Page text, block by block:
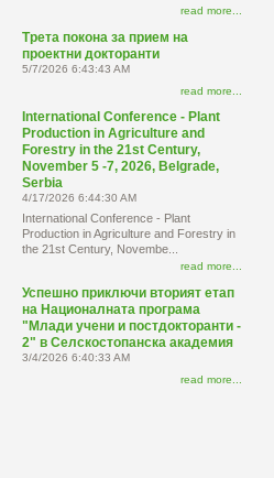
read more...
Трета покона за прием на
проектни докторанти
5/7/2026 6:43:43 AM
read more...
International Conference - Plant
Production in Agriculture and
Forestry in the 21st Century,
November 5 -7, 2026, Belgrade,
Serbia
4/17/2026 6:44:30 AM
International Conference - Plant
Production in Agriculture and Forestry in
the 21st Century, Novembe...
read more...
Успешно приключи вторият етап
на Националната програма
"Млади учени и постдокторанти -
2" в Селскостопанска академия
3/4/2026 6:40:33 AM
read more...